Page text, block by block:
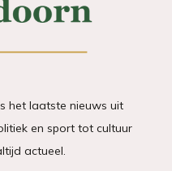
het laatste nieuws uit
en sport tot cultuur
actueel.